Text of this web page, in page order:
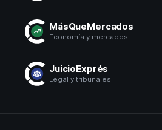
MásQueMercados
Economía y mercados
JuicioExprés
Legal y tribunales